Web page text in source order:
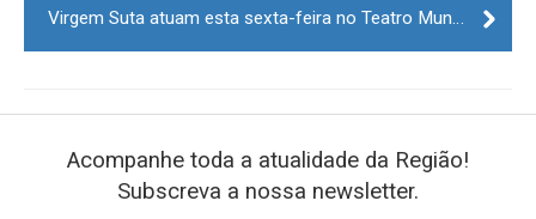
Virgem Suta atuam esta sexta-feira no Teatro Municipal da Guarda
Acompanhe toda a atualidade da Região!
Subscreva a nossa newsletter.